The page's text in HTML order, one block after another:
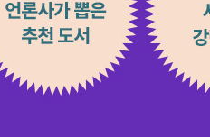
어올리는 다섯 가지 실천
로 사랑하기로 ‘결심하기’